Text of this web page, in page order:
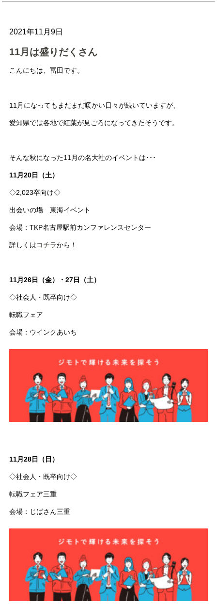
2021年11月9日
11月は盛りだくさん
こんにちは、冨田です。
11月になってもまだまだ暖かい日々が続いていますが、
愛知県では各地で紅葉が見ごろになってきたそうです。
そんな秋になった11月の名大社のイベントは･･･
11月20日（土）
◇2,023卒向け◇
出会いの場 東海イベント
会場：TKP名古屋駅前カンファレンスセンター
詳しくはコチラから！
11月26日（金）・27日（土）
◇社会人・既卒向け◇
転職フェア
会場：ウインクあいち
11月28日（日）
◇社会人・既卒向け◇
転職フェア三重
会場：じばさん三重